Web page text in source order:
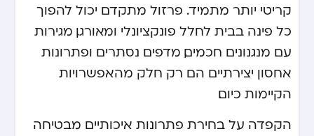
קריטי יותר מתמיד. פרזול מתקדם יכול להפוך
כל פינה בבית לחלל פונקציונלי ומאורגן. מגירות
עם מנגנונים חכמים, מדפים נסתרים ופתרונות
אחסון יצירתיים הם רק חלק מהאפשרויות
הקיימות כיום.
הקפדה על בחירת פתרונות איכותיים מבטיחה